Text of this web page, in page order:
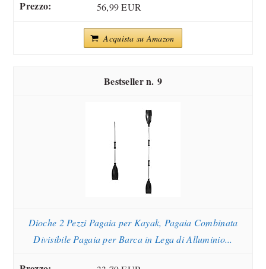
56,99 EUR
Acquista su Amazon
9
Dioche 2 Pezzi Pagaia per Kayak, Pagaia Combinata
Divisibile Pagaia per Barca in Lega di Alluminio...